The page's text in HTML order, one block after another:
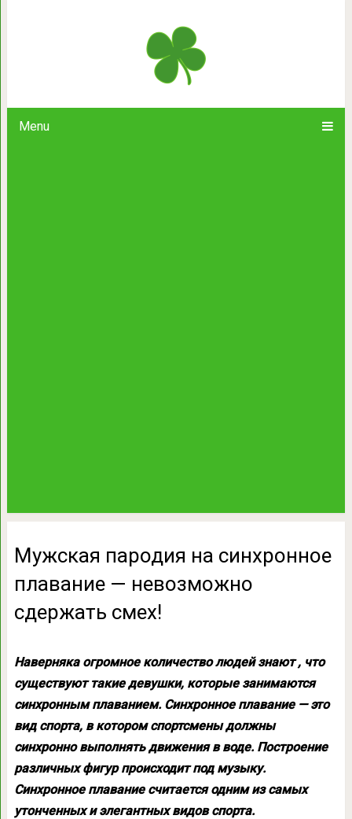
Menu
Мужская пародия на
Мужская пародия на синхронное
плавание — невозможно
сдержать смех!
Наверняка огромное количество людей знают , что
существуют такие девушки, которые занимаются
синхронным плаванием. Синхронное плавание — это
вид спорта, в котором спортсмены должны
синхронно выполнять движения в воде. Построение
различных фигур происходит под музыку.
Синхронное плавание считается одним из самых
утонченных и элегантных видов спорта.